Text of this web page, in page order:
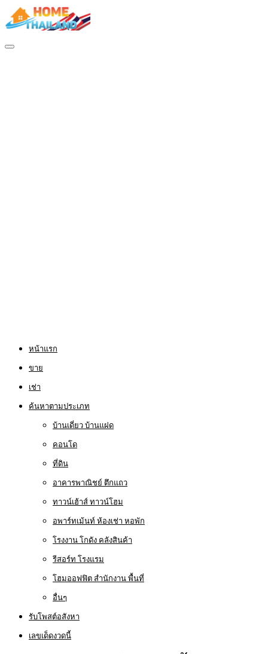
หน้าแรก
ขาย
เช่า
ค้นหาตามประเภท
บ้านเดี่ยว บ้านแฝด
คอนโด
ที่ดิน
อาคารพาณิชย์ ตึกแถว
ทาวน์เฮ้าส์ ทาวน์โฮม
อพาร์ทเม้นท์ ห้องเช่า หอพัก
โรงงาน โกดัง คลังสินค้า
รีสอร์ท โรงแรม
โฮมออฟฟิต สำนักงาน พื้นที่
อื่นๆ
รับโพสต์อสังหา
เลขเด็ดงวดนี้